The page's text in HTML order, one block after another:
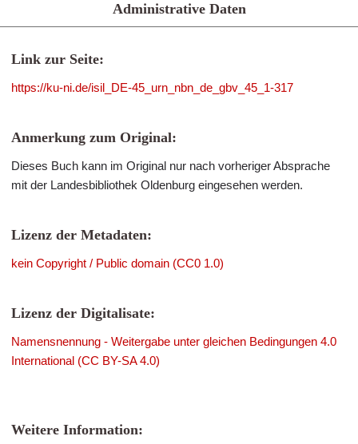
Administrative Daten
Link zur Seite:
https://ku-ni.de/isil_DE-45_urn_nbn_de_gbv_45_1-317
Anmerkung zum Original:
Dieses Buch kann im Original nur nach vorheriger Absprache
mit der Landesbibliothek Oldenburg eingesehen werden.
Lizenz der Metadaten:
kein Copyright / Public domain (CC0 1.0)
Lizenz der Digitalisate:
Namensnennung - Weitergabe unter gleichen Bedingungen 4.0
International (CC BY-SA 4.0)
Weitere Information: